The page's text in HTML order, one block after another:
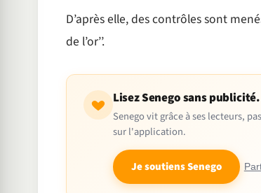
D’après elle, des contrôles sont
de l’or’’.
Lisez Senego sans publicité.
Senego vit grâce à ses lecteurs,
sur l'application.
Je soutiens Senego